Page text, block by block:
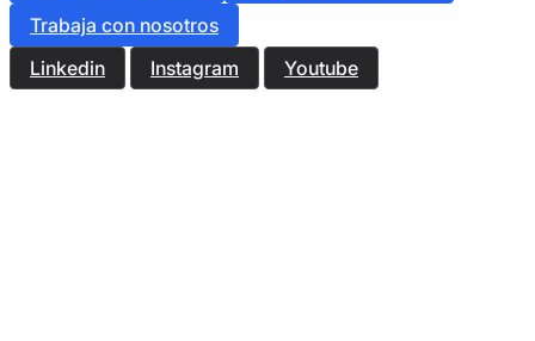
Trabaja con nosotros
Linkedin
Instagram Youtube